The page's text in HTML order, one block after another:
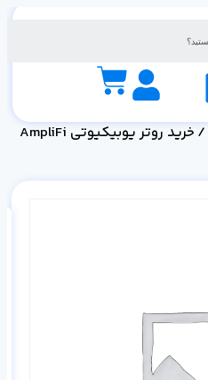
/ خرید روتر یوبیکیوتی AmpliFi